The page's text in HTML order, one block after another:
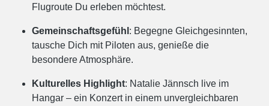
Flugroute Du erleben möchtest.
Gemeinschaftsgefühl : Begegne Gleichgesinnten,
tausche Dich mit Piloten aus, genieße die
besondere Atmosphäre.
Kulturelles Highlight: Natalie Jännsch live im
Hangar – ein Konzert in einem unvergleichbaren